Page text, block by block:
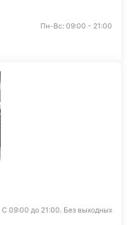
Пн-Вс: 09:00 - 21:00
С 09:00 до 21:00. Без выходных